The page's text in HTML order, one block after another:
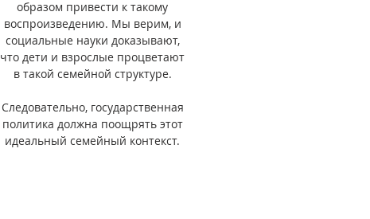
образом привести к такому
воспроизведению. Мы верим, и
социальные науки доказывают,
что дети и взрослые процветают
в такой семейной структуре.
Следовательно, государственная
политика должна поощрять этот
идеальный семейный контекст.